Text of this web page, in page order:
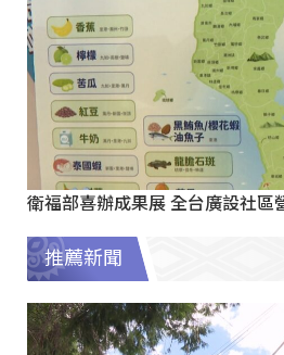
衛福部喜辦成果展 全台廣設社區
推薦新聞